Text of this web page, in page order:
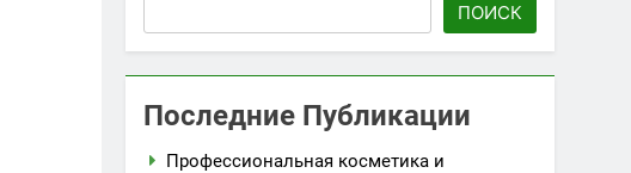
ПОИСК
Последние Публикации
Профессиональная косметика и